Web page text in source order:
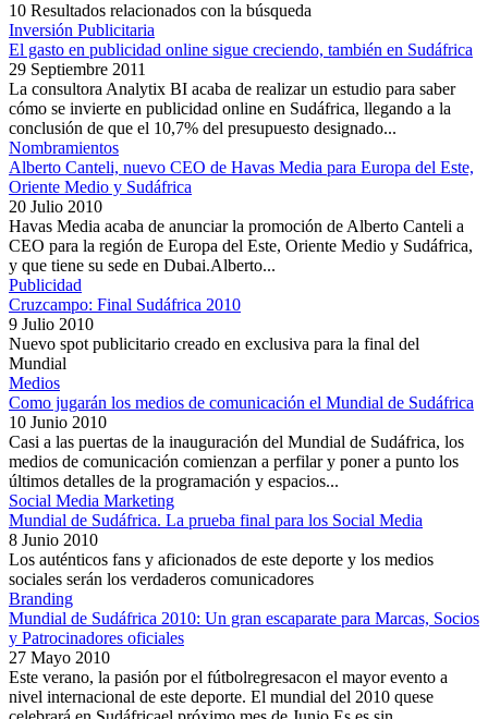
10 Resultados relacionados con la búsqueda
Inversión Publicitaria
El gasto en publicidad online sigue creciendo, también en Sudáfrica
29 Septiembre 2011
La consultora Analytix BI acaba de realizar un estudio para saber
cómo se invierte en publicidad online en Sudáfrica, llegando a la
conclusión de que el 10,7% del presupuesto designado...
Nombramientos
Alberto Canteli, nuevo CEO de Havas Media para Europa del Este,
Oriente Medio y Sudáfrica
20 Julio 2010
Havas Media acaba de anunciar la promoción de Alberto Canteli a
CEO para la región de Europa del Este, Oriente Medio y Sudáfrica,
y que tiene su sede en Dubai.Alberto...
Publicidad
Cruzcampo: Final Sudáfrica 2010
9 Julio 2010
Nuevo spot publicitario creado en exclusiva para la final del
Mundial
Medios
Como jugarán los medios de comunicación el Mundial de Sudáfrica
10 Junio 2010
Casi a las puertas de la inauguración del Mundial de Sudáfrica, los
medios de comunicación comienzan a perfilar y poner a punto los
últimos detalles de la programación y espacios...
Social Media Marketing
Mundial de Sudáfrica. La prueba final para los Social Media
8 Junio 2010
Los auténticos fans y aficionados de este deporte y los medios
sociales serán los verdaderos comunicadores
Branding
Mundial de Sudáfrica 2010: Un gran escaparate para Marcas, Socios
y Patrocinadores oficiales
27 Mayo 2010
Este verano, la pasión por el fútbolregresacon el mayor evento a
nivel internacional de este deporte. El mundial del 2010 quese